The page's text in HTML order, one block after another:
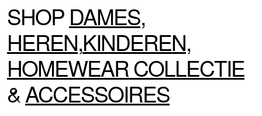
SHOP DAMES,
HEREN,KINDEREN,
HOMEWEARCOLLECTIE
&ACCESSOIRES